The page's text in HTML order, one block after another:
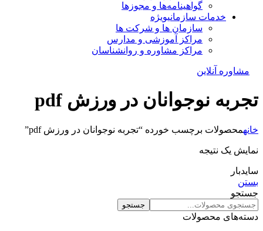
گواهینامه‌ها و مجوزها
خدمات سازمانیویژه
سازمان ها و شرکت ها
مراکز آموزشی و مدارس
مراکز مشاوره و روانشناسان
مشاوره آنلاین
تجربه نوجوانان در ورزش pdf
خانهمحصولات برچسب خورده “تجربه نوجوانان در ورزش pdf”
نمایش یک نتیجه
سایدبار
بستن
جستجو
جستجو
دسته‌های محصولات